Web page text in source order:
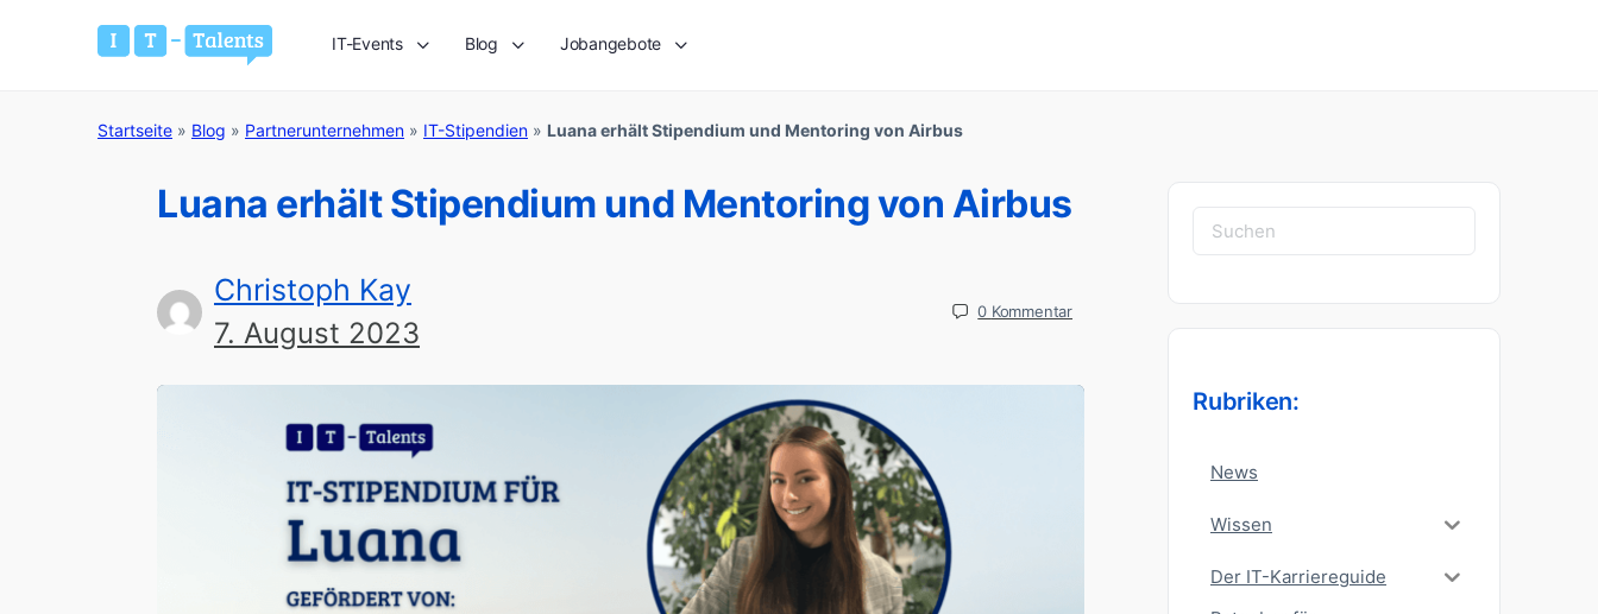
IT-Events Blog Jobangebote
Startseite » Blog » Partnerunternehmen » IT-Stipendien » Luana erhält Stipendium und Mentoring von Airbus
Luana erhält Stipendium und Mentoring von Airbus
Christoph Kay
7. August 2023
0 Kommentar
Suchen
nach:
Rubriken:
News
Wissen
Der IT-Karriereguide